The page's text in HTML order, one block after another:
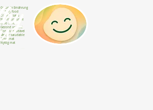
Gesunde Ernährung
Healthy food
Comida sana
Nourriture saine
Cibo sano
Gezond voedsel
Comida saudável
Menjar saludable
Sunn mat
Nyttig mat